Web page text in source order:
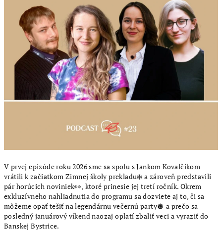
V prvej epizóde roku 2026 sme sa spolu s Jankom Kovalčíkom
vrátili k začiatkom Zimnej školy prekladu❄️ a zároveň predstavili
pár horúcich noviniek👀, ktoré prinesie jej tretí ročník. Okrem
exkluzívneho nahliadnutia do programu sa dozviete aj to, či sa
môžeme opäť tešiť na legendárnu večernú party🪩 a prečo sa
posledný januárový víkend naozaj oplatí zbaliť veci a vyraziť do
Banskej Bystrice.